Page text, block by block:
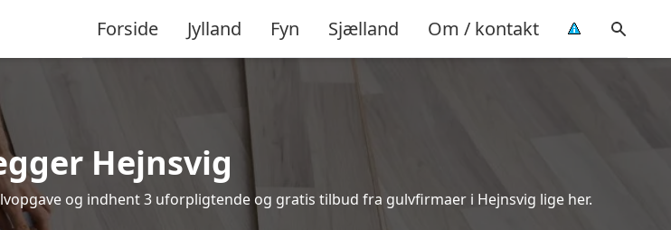
Forside Jylland Fyn Sjælland Om / kontakt
Hejnsvig
og indhent 3 uforpligtende og gratis tilbud fra gulvfirmaer i Hejnsvig lige her.